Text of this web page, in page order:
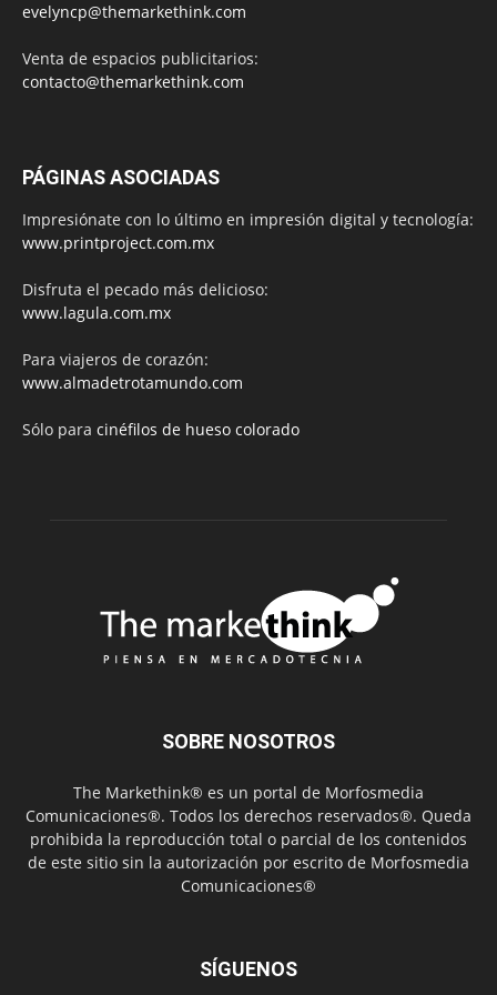
evelyncp@themarkethink.com
Venta de espacios publicitarios:
contacto@themarkethink.com
PÁGINAS ASOCIADAS
Impresiónate con lo último en impresión digital y tecnología:
www.printproject.com.mx
Disfruta el pecado más delicioso:
www.lagula.com.mx
Para viajeros de corazón:
www.almadetrotamundo.com
Sólo para cinéfilos de hueso colorado
SOBRE NOSOTROS
The Markethink® es un portal de Morfosmedia
Comunicaciones®. Todos los derechos reservados®. Queda
prohibida la reproducción total o parcial de los contenidos
de este sitio sin la autorización por escrito de Morfosmedia
Comunicaciones®
SÍGUENOS